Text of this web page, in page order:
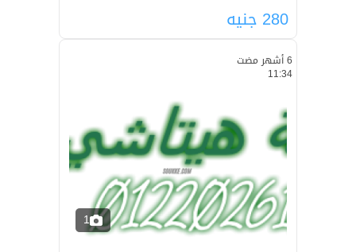
280 جنيه
6 أشهر مضت
11:34
1